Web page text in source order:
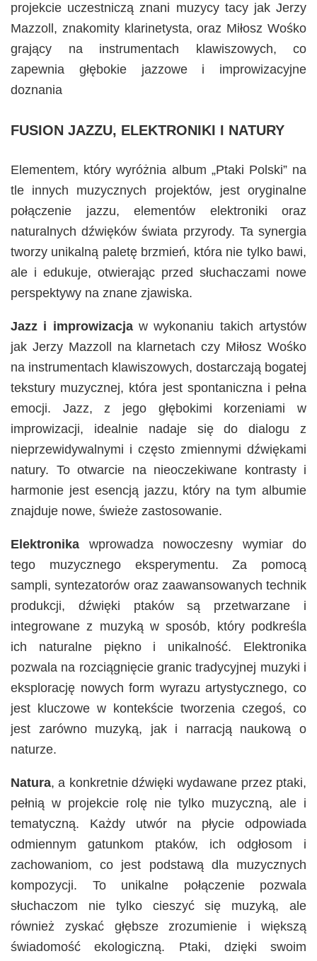
projekcie uczestniczą znani muzycy tacy jak Jerzy
Mazzoll, znakomity klarinetysta, oraz Miłosz Wośko
grający na instrumentach klawiszowych, co
zapewnia głębokie jazzowe i improwizacyjne
doznania​
FUSION JAZZU, ELEKTRONIKI I NATURY
Elementem, który wyróżnia album „Ptaki Polski” na
tle innych muzycznych projektów, jest oryginalne
połączenie jazzu, elementów elektroniki oraz
naturalnych dźwięków świata przyrody. Ta synergia
tworzy unikalną paletę brzmień, która nie tylko bawi,
ale i edukuje, otwierając przed słuchaczami nowe
perspektywy na znane zjawiska.
Jazz i improwizacjaw wykonaniu takich artystów
jak Jerzy Mazzoll na klarnetach czy Miłosz Wośko
na instrumentach klawiszowych, dostarczają bogatej
tekstury muzycznej, która jest spontaniczna i pełna
emocji. Jazz, z jego głębokimi korzeniami w
improwizacji, idealnie nadaje się do dialogu z
nieprzewidywalnymi i często zmiennymi dźwiękami
natury. To otwarcie na nieoczekiwane kontrasty i
harmonie jest esencją jazzu, który na tym albumie
znajduje nowe, świeże zastosowanie​.
Elektronika wprowadza nowoczesny wymiar do
tego muzycznego eksperymentu. Za pomocą
sampli, syntezatorów oraz zaawansowanych technik
produkcji, dźwięki ptaków są przetwarzane i
integrowane z muzyką w sposób, który podkreśla
ich naturalne piękno i unikalność. Elektronika
pozwala na rozciągnięcie granic tradycyjnej muzyki i
eksplorację nowych form wyrazu artystycznego, co
jest kluczowe w kontekście tworzenia czegoś, co
jest zarówno muzyką, jak i narracją naukową o
naturze​.
Natura, a konkretnie dźwięki wydawane przez ptaki,
pełnią w projekcie rolę nie tylko muzyczną, ale i
tematyczną. Każdy utwór na płycie odpowiada
odmiennym gatunkom ptaków, ich odgłosom i
zachowaniom, co jest podstawą dla muzycznych
kompozycji. To unikalne połączenie pozwala
słuchaczom nie tylko cieszyć się muzyką, ale
również zyskać głębsze zrozumienie i większą
świadomość ekologiczną. Ptaki, dzięki swoim